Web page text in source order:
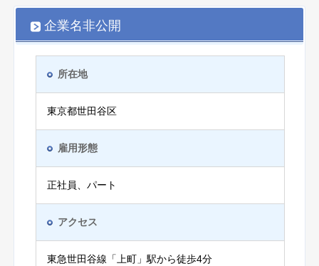
企業名非公開
所在地
東京都世田谷区
雇用形態
正社員、パート
アクセス
東急世田谷線「上町」駅から徒歩4分